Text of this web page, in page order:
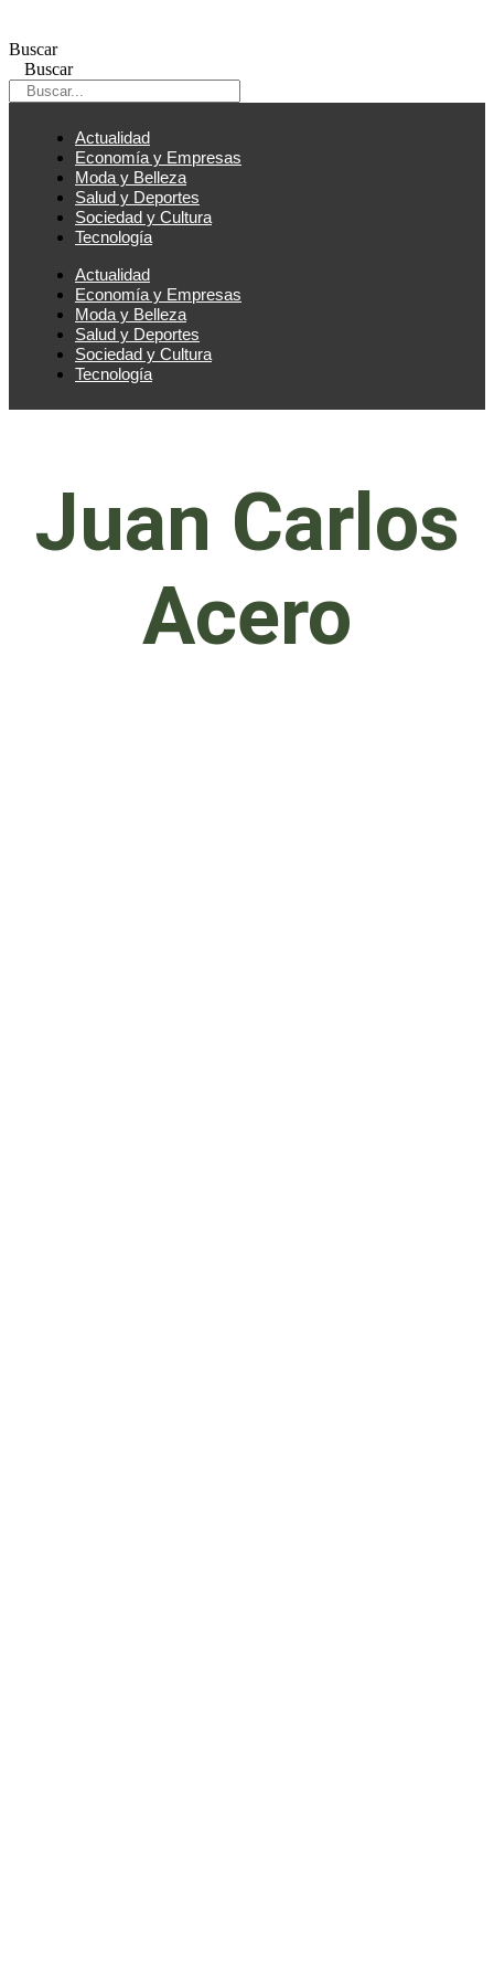
contenido
Buscar
Buscar
Actualidad
Economía y Empresas
Moda y Belleza
Salud y Deportes
Sociedad y Cultura
Tecnología
Actualidad
Economía y Empresas
Moda y Belleza
Salud y Deportes
Sociedad y Cultura
Tecnología
Juan Carlos
Acero